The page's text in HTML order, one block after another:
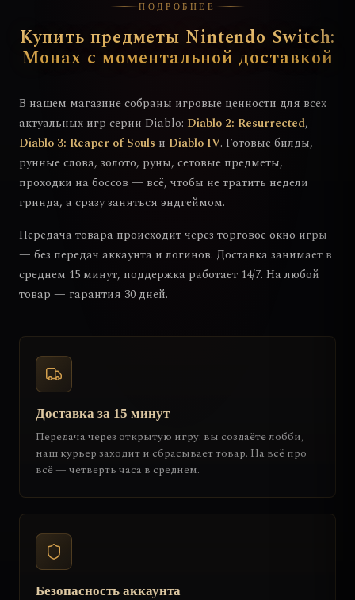
ПОДРОБНЕЕ
Купить предметы Nintendo Switch:
Монах с моментальной доставкой
В нашем магазине собраны игровые ценности для всех
актуальных игр серии Diablo: Diablo 2: Resurrected,
Diablo 3: Reaper of Souls и Diablo IV. Готовые билды,
рунные слова, золото, руны, сетовые предметы,
проходки на боссов — всё, чтобы не тратить недели
гринда, а сразу заняться эндгеймом.
Передача товара происходит через торговое окно игры
— без передач аккаунта и логинов. Доставка занимает в
среднем 15 минут, поддержка работает 14/7. На любой
товар — гарантия 30 дней.
Доставка за 15 минут
Передача через открытую игру: вы создаёте лобби,
наш курьер заходит и сбрасывает товар. На всё про
всё — четверть часа в среднем.
Безопасность аккаунта